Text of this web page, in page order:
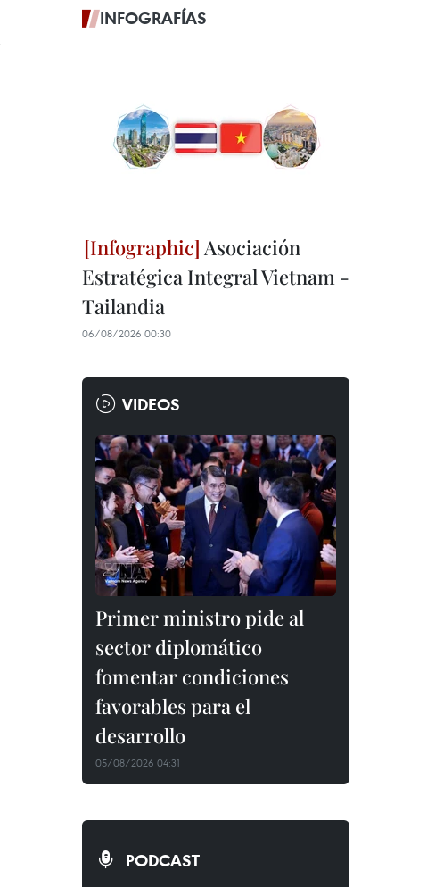
INFOGRAFÍAS
Asociación
Estratégica Integral Vietnam -
Tailandia
06/08/2026 00:30
VIDEOS
Primer ministro pide al
sector diplomático
fomentar condiciones
favorables para el
desarrollo
05/08/2026 04:31
PODCAST